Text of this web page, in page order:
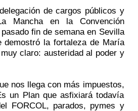
de cargos públicos y
Mancha en la Convención
fin de semana en Sevilla
la fortaleza de María
claro: austeridad al poder y
nos llega con más impuestos,
un Plan que asfixiará todavía
FORCOL, parados, pymes y